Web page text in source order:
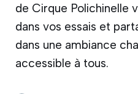
de Cirque Polichinelle
dans vos essais et
dans une ambiance
accessible à tous.